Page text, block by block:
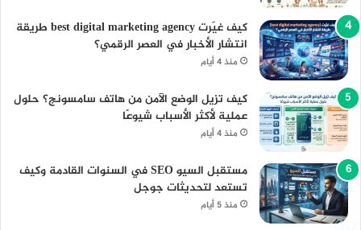
كيف غيّرت best digital marketing agency طريقة
انتشار الأخبار في العصر الرقمي؟
منذ 4 أيام
كيف تزيل الوضع الآمن من هاتف سامسونج؟ حلول
عملية لأكثر الأسباب شيوعًا
منذ 4 أيام
مستقبل السيو SEO في السنوات القادمة وكيف
تستعد لتحديثات جوجل
منذ 5 أيام